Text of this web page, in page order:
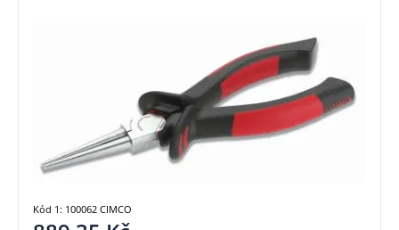
Kód 1: 100062 CIMCO